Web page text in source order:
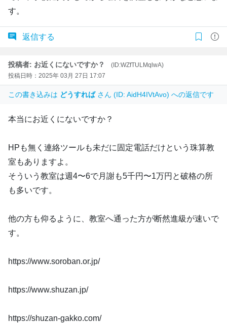
す。
返信する
投稿者: お近くにないですか？
(ID:WZfTULMqlwA)
投稿日時：2025年 03月 27日 17:07
この書き込みは どうすれば さん (ID: AidH4IVtAvo) への返信です
本当にお近くにないですか？
HPも無く連絡ツールも未だに固定電話だけという珠算教
室もありますよ。
そういう教室は週4〜6で月謝も5千円〜1万円と破格の所
も多いです。
他の方も仰るように、教室へ通った方が断然進級が速いで
す。
https://www.soroban.or.jp/
https://www.shuzan.jp/
https://shuzan-gakko.com/